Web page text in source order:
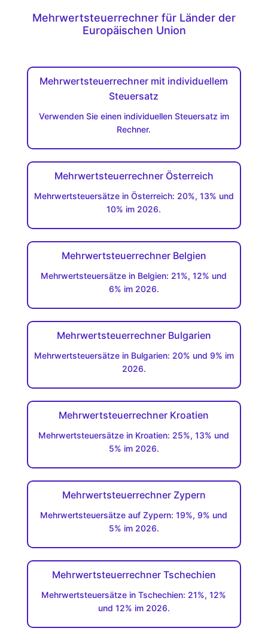
Mehrwertsteuerrechner für Länder der
Europäischen Union
Mehrwertsteuerrechner mit individuellem
Steuersatz
Verwenden Sie einen individuellen Steuersatz im
Rechner.
Mehrwertsteuerrechner Österreich
Mehrwertsteuersätze in Österreich: 20%, 13% und
10% im 2026.
Mehrwertsteuerrechner Belgien
Mehrwertsteuersätze in Belgien: 21%, 12% und
6% im 2026.
Mehrwertsteuerrechner Bulgarien
Mehrwertsteuersätze in Bulgarien: 20% und 9% im
2026.
Mehrwertsteuerrechner Kroatien
Mehrwertsteuersätze in Kroatien: 25%, 13% und
5% im 2026.
Mehrwertsteuerrechner Zypern
Mehrwertsteuersätze auf Zypern: 19%, 9% und
5% im 2026.
Mehrwertsteuerrechner Tschechien
Mehrwertsteuersätze in Tschechien: 21%, 12%
und 12% im 2026.